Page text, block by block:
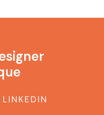
LINKEDIN